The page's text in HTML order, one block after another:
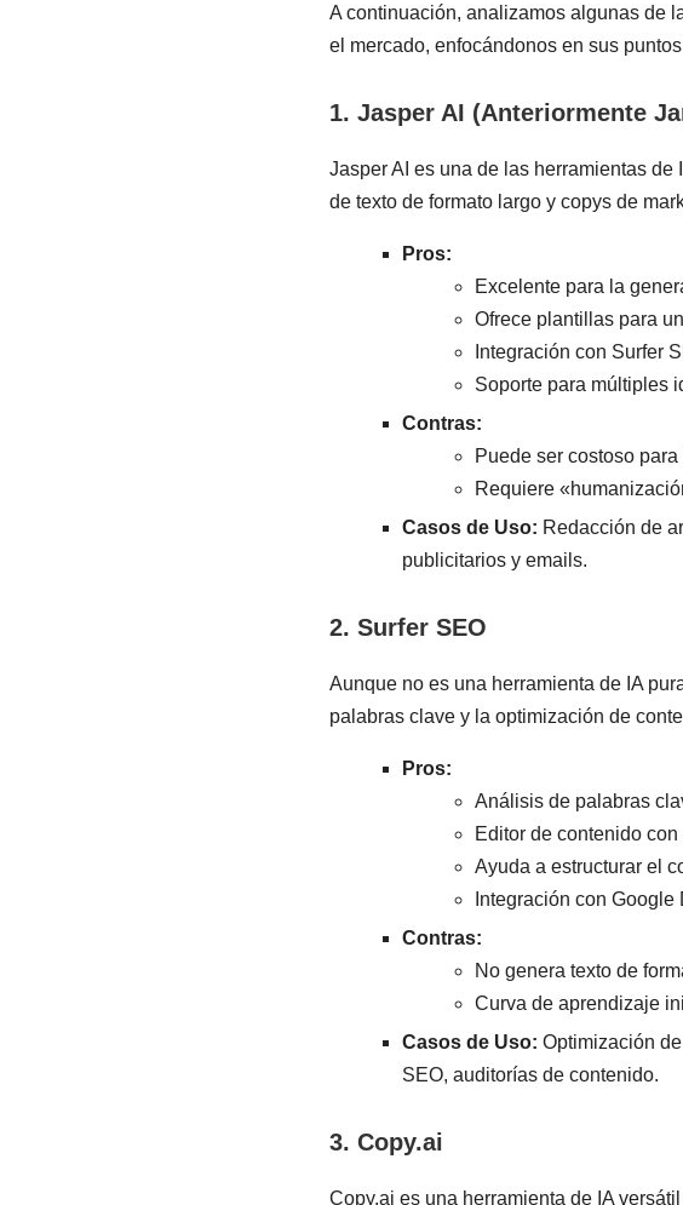
A continuación, analizamos algunas de
el mercado, enfocándonos en sus
1. Jasper AI (Anteriormente
Jasper AI es una de las herramientas de
de texto de formato largo y copys de
Pros:
Excelente para la
Ofrece plantillas para
Integración con Surfer
Soporte para múltiples
Contras:
Puede ser costoso
Requiere
Casos de Uso: Redacción de
publicitarios y emails.
2. Surfer SEO
Aunque no es una herramienta de IA
palabras clave y la optimización de
Pros:
Análisis de palabras
Editor de contenido
Ayuda a estructurar el
Integración con
Contras:
No genera texto de
Curva de aprendizaje
Casos de Uso: Optimización
SEO, auditorías de contenido.
3. Copy.ai
Copy.ai es una herramienta de IA